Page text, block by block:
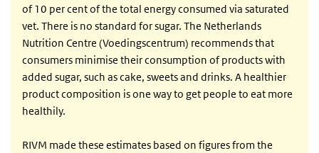
of 10 per cent of the total energy consumed via saturated
vet. There is no standard for sugar. The Netherlands
Nutrition Centre (Voedingscentrum) recommends that
consumers minimise their consumption of products with
added sugar, such as cake, sweets and drinks. A healthier
product composition is one way to get people to eat more
healthily.
RIVM made these estimates based on figures from the